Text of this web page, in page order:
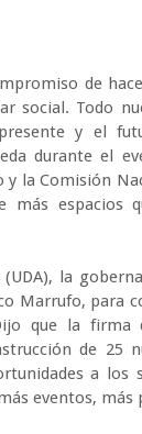
de
social. Todo
y el
durante el
la Comisión
más espacios
la
Marrufo, para
que la firma
de 25
a los
eventos,